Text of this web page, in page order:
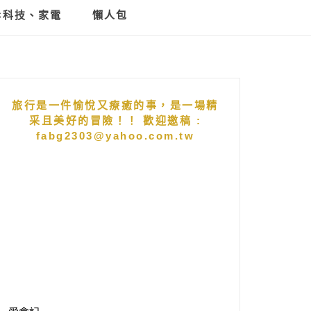
技、家電 懶人包
旅行是一件愉悅又療癒的事，是一場精
采且美好的冒險！！ 歡迎邀稿 :
fabg2303@yahoo.com.tw